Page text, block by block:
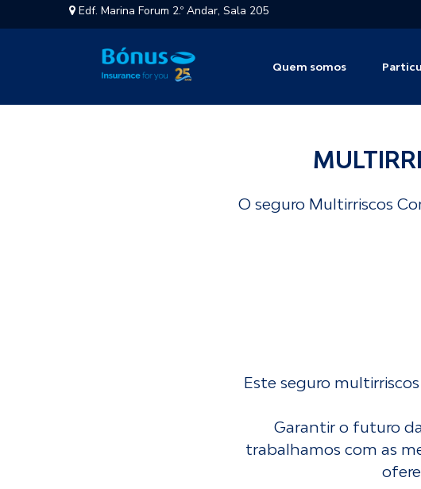
Edf. Marina Forum 2.º Andar, Sala 205
Quem somos
O seguro Multirriscos
Este seguro
Garantir o futuro da
trabalhamos com as